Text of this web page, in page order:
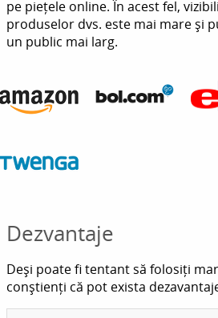
pe piețele online. În acest fel,
produselor dvs. este mai mare și
un public mai larg.
Dezvantaje
Deși poate fi tentant să folosiți
conștienți că pot exista